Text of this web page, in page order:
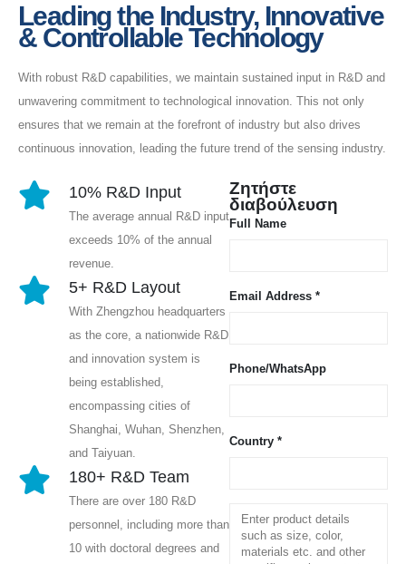
Leading the Industry, Innovative
& Controllable Technology
With robust R&D capabilities, we maintain sustained input in R&D and
unwavering commitment to technological innovation. This not only
ensures that we remain at the forefront of industry but also drives
continuous innovation, leading the future trend of the sensing industry.
10% R&D Input
The average annual R&D input
exceeds 10% of the annual
revenue.
5+ R&D Layout
With Zhengzhou headquarters
as the core, a nationwide R&D
and innovation system is
being established,
encompassing cities of
Shanghai, Wuhan, Shenzhen,
and Taiyuan.
180+ R&D Team
There are over 180 R&D
personnel, including more than
10 with doctoral degrees and
Ζητήστε
διαβούλευση
Full Name
Email Address *
Phone/WhatsApp
Country *